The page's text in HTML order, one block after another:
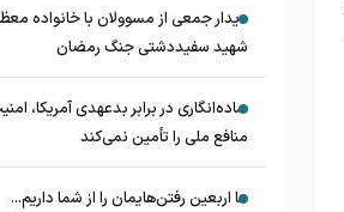
دیدار جمعی از مسوولان با خانواده
شهید سفیددشتی جنگ رمضان
ساده‌انگاری در برابر بدعهدی آمریکا،
منافع ملی را تأمین نمی‌کند
ما اربعین رفتن‌هایمان را از شما داریم...